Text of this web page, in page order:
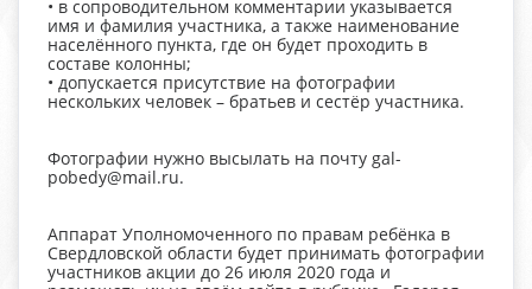
• в сопроводительном комментарии указывается
имя и фамилия участника, а также наименование
населённого пункта, где он будет проходить в
составе колонны;
• допускается присутствие на фотографии
нескольких человек – братьев и сестёр участника.
Фотографии нужно высылать на почту gal-
pobedy@mail.ru.
Аппарат Уполномоченного по правам ребёнка в
Свердловской области будет принимать фотографии
участников акции до 26 июля 2020 года и